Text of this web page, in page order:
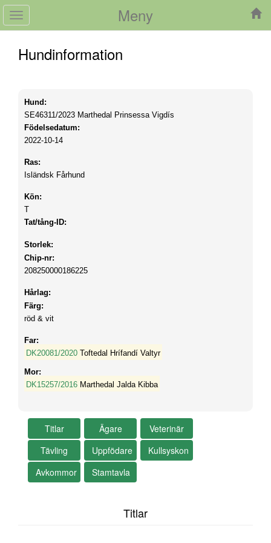
Meny
Toggle
navigation
Hundinformation
Hund:
SE46311/2023 Marthedal Prinsessa Vigdís
Födelsedatum:
2022-10-14
Ras:
Isländsk Fårhund
Kön:
T
Tat/tång-ID:
Storlek:
Chip-nr:
208250000186225
Hårlag:
Färg:
röd & vit
Far:
DK20081/2020 Toftedal Hrífandí Valtyr
Mor:
DK15257/2016 Marthedal Jalda Kibba
Titlar